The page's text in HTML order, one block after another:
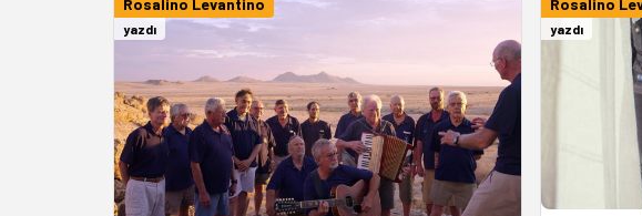
yazdı yazdı